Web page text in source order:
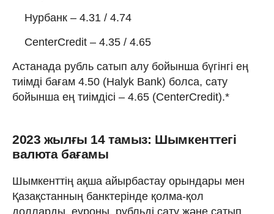
Нурбанк – 4.31 / 4.74
CenterCredit – 4.35 / 4.65
Астанада рубль сатып алу бойынша бүгінгі ең
тиімді бағам 4.50 (Halyk Bank) болса, сату
бойынша ең тиімдісі – 4.65 (CenterCredit).*
2023 жылғы 14 тамыз: Шымкенттегі
валюта бағамы
Шымкенттің ақша айырбастау орындары мен
Қазақстанның банктерінде қолма-қол
долларды, еуроны, рубльді сату және сатып